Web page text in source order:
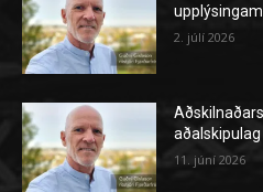
2. júlí 2026
aðalskipulag
11. júní 2026